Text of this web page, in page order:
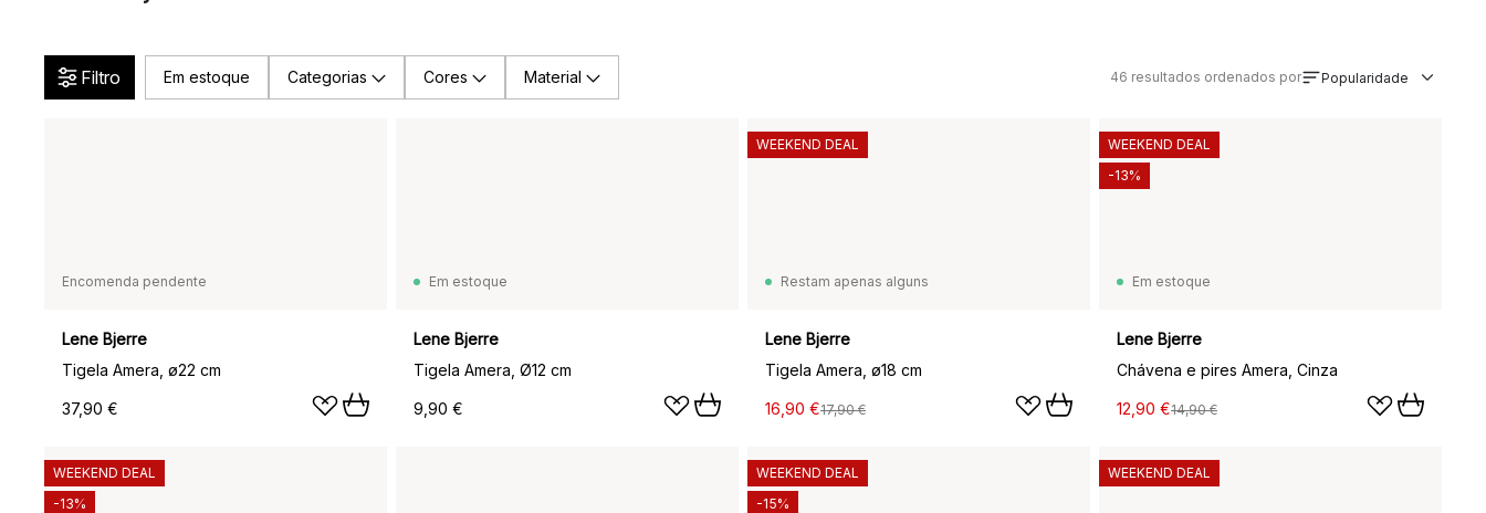
Filtro Em estoque Categorias Cores Material 46 resultados ordenados por Popularidade
Encomenda pendente
Lene Bjerre
Tigela Amera, ø22 cm
37,90 €
Em estoque
Lene Bjerre
Tigela Amera, Ø12 cm
9,90 €
Restam apenas alguns
Lene Bjerre
Tigela Amera, ø18 cm
16,90 €17,90 €
WEEKEND DEAL
Em estoque
Lene Bjerre
Chávena e pires Amera, Cinza
12,90 €14,90 €
WEEKEND DEAL
-13%
WEEKEND DEAL
-13%
WEEKEND DEAL
-15%
WEEKEND DEAL